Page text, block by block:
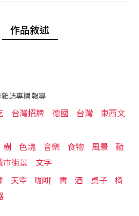
作品敘述
雜誌專欄報導
台灣招牌 德國 台灣
東西文
樹 色塊 音樂 食物 風景
動
市街景 文字
天空 咖啡 書 酒 桌子
椅